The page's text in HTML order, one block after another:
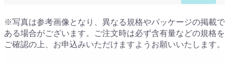
※写真は参考画像となり、異なる規格やパッケージの掲載で
ある場合がございます。ご注文時は必ず含有量などの規格を
ご確認の上、お申込みいただけますようお願いいたします。